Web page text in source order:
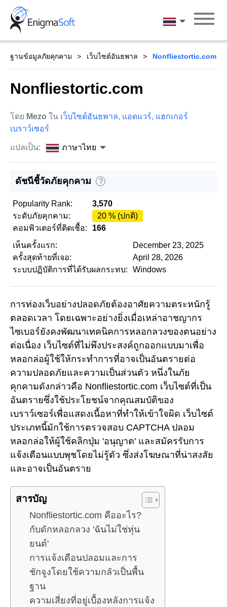
Skip
content
ภาษาไทย
ฐานข้อมูลภัยคุกคาม เว็บไซต์อันธพาล Nonfliestortic.com
Nonfliestortic.com
โดย Mezo ใน เว็บไซต์อันธพาล, แอดแวร์, แฮกเกอร์
เบราว์เซอร์
แปลเป็น: ภาษาไทย
ดัชนีชี้วัดภัยคุกคาม ?
Popularity Rank:
3,570
ระดับภัยคุกคาม:
20 % (ปกติ)
คอมพิวเตอร์ที่ติดเชื้อ:
166
เห็นครั้งแรก:
December 23, 2025
ครั้งสุดท้ายที่เจอ:
April 28, 2026
ระบบปฏิบัติการที่ได้รับผลกระทบ:
Windows
การท่องเว็บอย่างปลอดภัยต้องอาศัยความตระหนักรู้
ตลอดเวลา โดยเฉพาะอย่างยิ่งเมื่อเหล่าอาชญากร
ไซเบอร์ยังคงพัฒนาเทคนิคการหลอกลวงของตนอย่าง
ต่อเนื่อง เว็บไซต์ที่ไม่พึงประสงค์ถูกออกแบบมาเพื่อ
หลอกล่อผู้ใช้ให้กระทำการที่อาจเป็นอันตรายต่อ
ความปลอดภัยและความเป็นส่วนตัว หนึ่งในภัย
คุกคามดังกล่าวคือ Nonfliestortic.com เว็บไซต์ที่เป็น
อันตรายซึ่งใช้ประโยชน์จากคุณสมบัติของ
เบราว์เซอร์เพื่อแสดงเนื้อหาที่ทำให้เข้าใจผิด เว็บไซต์
ประเภทนี้มักใช้การตรวจสอบ CAPTCHA ปลอม
หลอกล่อให้ผู้ใช้คลิกปุ่ม 'อนุญาต' และสมัครรับการ
แจ้งเตือนแบบพุชโดยไม่รู้ตัว ซึ่งส่งโฆษณาที่น่าสงสัย
และอาจเป็นอันตราย
สารบัญ
Nonfliestortic.com คืออะไร?
กับดักหลอกลวง 'ฉันไม่ใช่หุ่น
ยนต์'
การแจ้งเตือนปลอมและการ
ชักจูงโดยใช้ความกลัวเป็นพื้น
ฐาน
ความเสี่ยงที่อยู่เบื้องหลังการแจ้ง